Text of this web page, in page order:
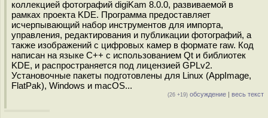
коллекцией фотографий digiKam 8.0.0, развиваемой в
рамках проекта KDE. Программа предоставляет
исчерпывающий набор инструментов для импорта,
управления, редактирования и публикации фотографий, а
также изображений с цифровых камер в формате raw. Код
написан на языке C++ с использованием Qt и библиотек
KDE, и распространяется под лицензией GPLv2.
Установочные пакеты подготовлены для Linux (AppImage,
FlatPak), Windows и macOS...
(26 +19) обсуждение | весь текст